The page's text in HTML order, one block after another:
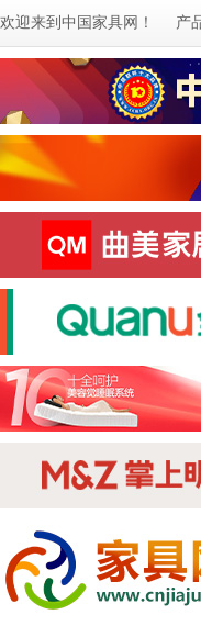
欢迎来到 中国家具网 ！ 产